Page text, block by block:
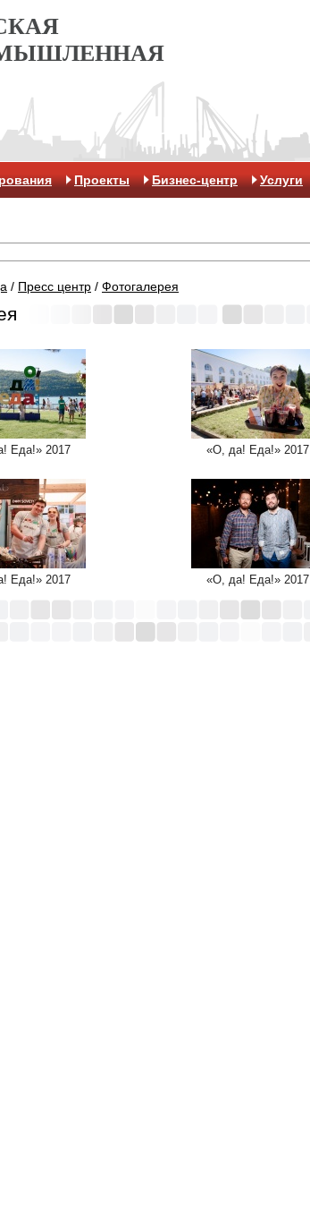
Проекты Бизнес-центр Услуги
/ Пресс центр / Фотогалерея
Еда!» 2017 «О, да! Еда!» 2017
Еда!» 2017 «О, да! Еда!» 2017